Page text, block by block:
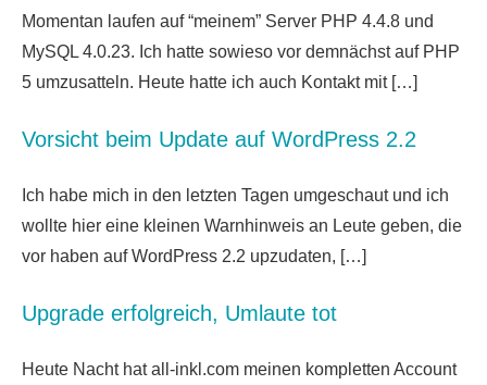
Momentan laufen auf “meinem” Server PHP 4.4.8 und
MySQL 4.0.23. Ich hatte sowieso vor demnächst auf PHP
5 umzusatteln. Heute hatte ich auch Kontakt mit […]
Vorsicht beim Update auf WordPress 2.2
Ich habe mich in den letzten Tagen umgeschaut und ich
wollte hier eine kleinen Warnhinweis an Leute geben, die
vor haben auf WordPress 2.2 upzudaten, […]
Upgrade erfolgreich, Umlaute tot
Heute Nacht hat all-inkl.com meinen kompletten Account